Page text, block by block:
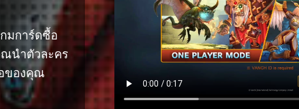
มการ์ดซื้อ
นำตัวละคร
ของคุณ​